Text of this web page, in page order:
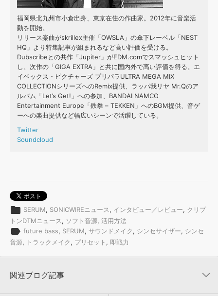
福岡県北九州市小倉出身、東京在住の作曲家。2012年に音楽活
動を開始。
リリース楽曲がskrillex主催「OWSLA」の傘下レーベル「NEST
HQ」より特集記事が組まれるなど高い評価を受ける。
Dubscribeとの共作「Jupiter」がEDM.comでスマッシュヒット
し、次作の「GIGA EXTRA」と共に国内外で高い評価を得る。エ
イベックス・ピクチャーズ プリパラULTRA MEGA MIX
COLLECTIONシリーズへのRemix提供、ラッパ我リヤ Mr.Qのア
ルバム「Let’s Get!」への参加、BANDAI NAMCO
Entertainment Europe「鉄拳 – TEKKEN」へのBGM提供、音ゲ
ーへの楽曲提供など幅広いシーンで活躍している。
Twitter
Soundcloud
folder SERUM SONICWIREニュース インタビュー／レビュー
クリプ
トンDTMニュース, ソフト音源, 活用方法
label future bass SERUM サウンドメイク シンセサイザー
シンセ
音源, トラックメイク, プリセット , 即戦力
関連ブログ記事